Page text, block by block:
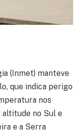
(Inmet) manteve
que indica perigo
nos
altitude no Sul e
e a Serra